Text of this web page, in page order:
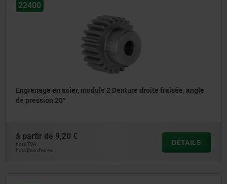
22400
Engrenage en acier, module 2 Denture droite fraisée, angle
de pression 20°
à partir de 9,20 €
hors TVA
hors frais d’envoi
DÉTAILS